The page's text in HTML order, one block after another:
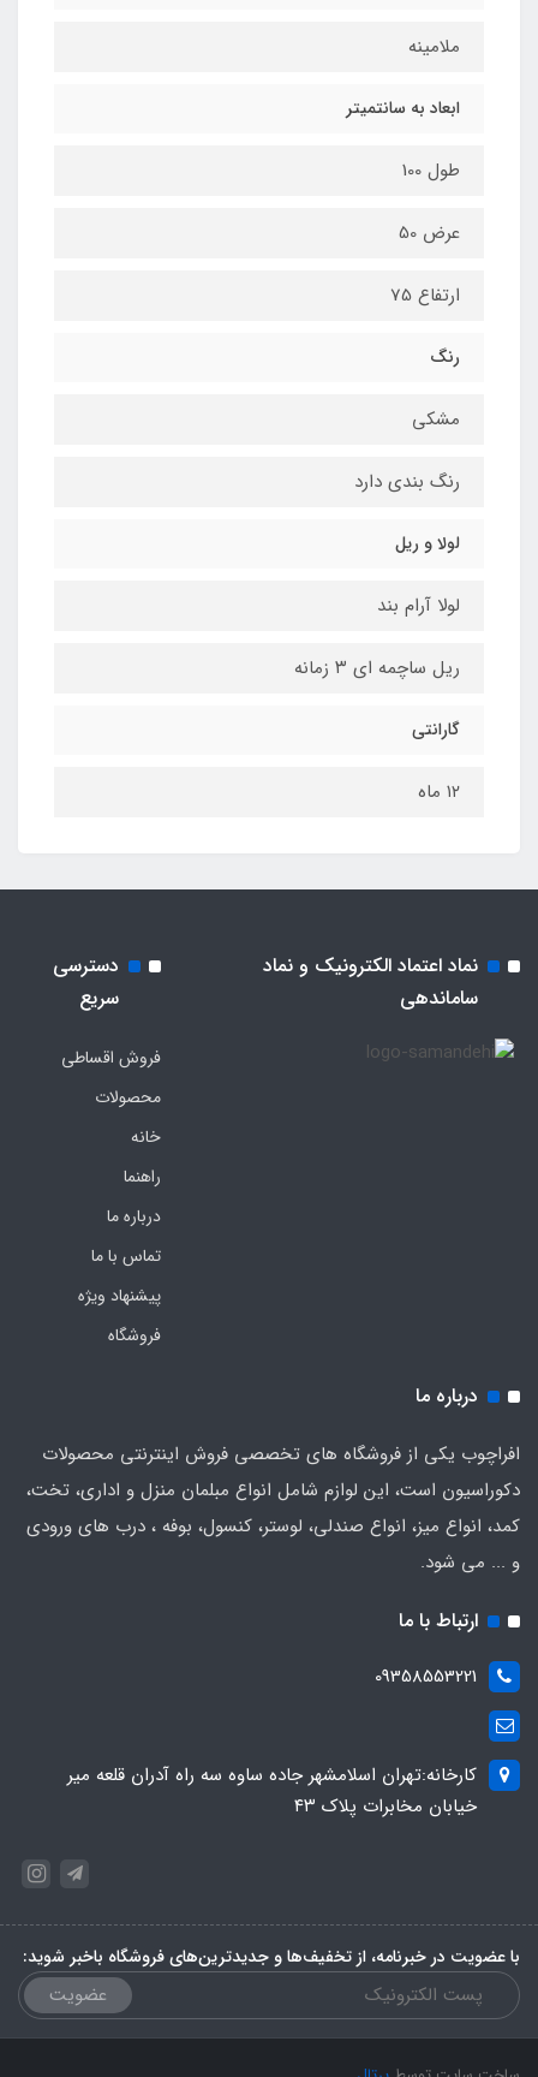
ملامینه
ابعاد به سانتمیتر
طول 100
عرض 50
ارتفاع 75
رنگ
مشکی
رنگ بندی دارد
لولا و ریل
لولا آرام بند
ریل ساچمه ای ۳ زمانه
گارانتی
۱۲ ماه
نماد اعتماد الکترونیک و نماد
ساماندهی
دسترسی
سریع
فروش اقساطی
محصولات
خانه
راهنما
درباره ما
تماس با ما
پیشنهاد ویژه
فروشگاه
درباره ما
افراچوب یکی از فروشگاه های تخصصی فروش اینترنتی محصولات
دکوراسیون است، این لوازم شامل انواع مبلمان منزل و اداری، تخت،
کمد، انواع میز، انواع صندلی، لوستر، کنسول، بوفه ، درب های ورودی
و ... می شود.
ارتباط با ما
09358553221
کارخانه:تهران اسلامشهر جاده ساوه سه راه آدران قلعه میر
خیابان مخابرات پلاک ۴۳
با عضویت در خبرنامه، از تخفیف‌ها و جدیدترین‌های فروشگاه باخبر شوید:
عضویت